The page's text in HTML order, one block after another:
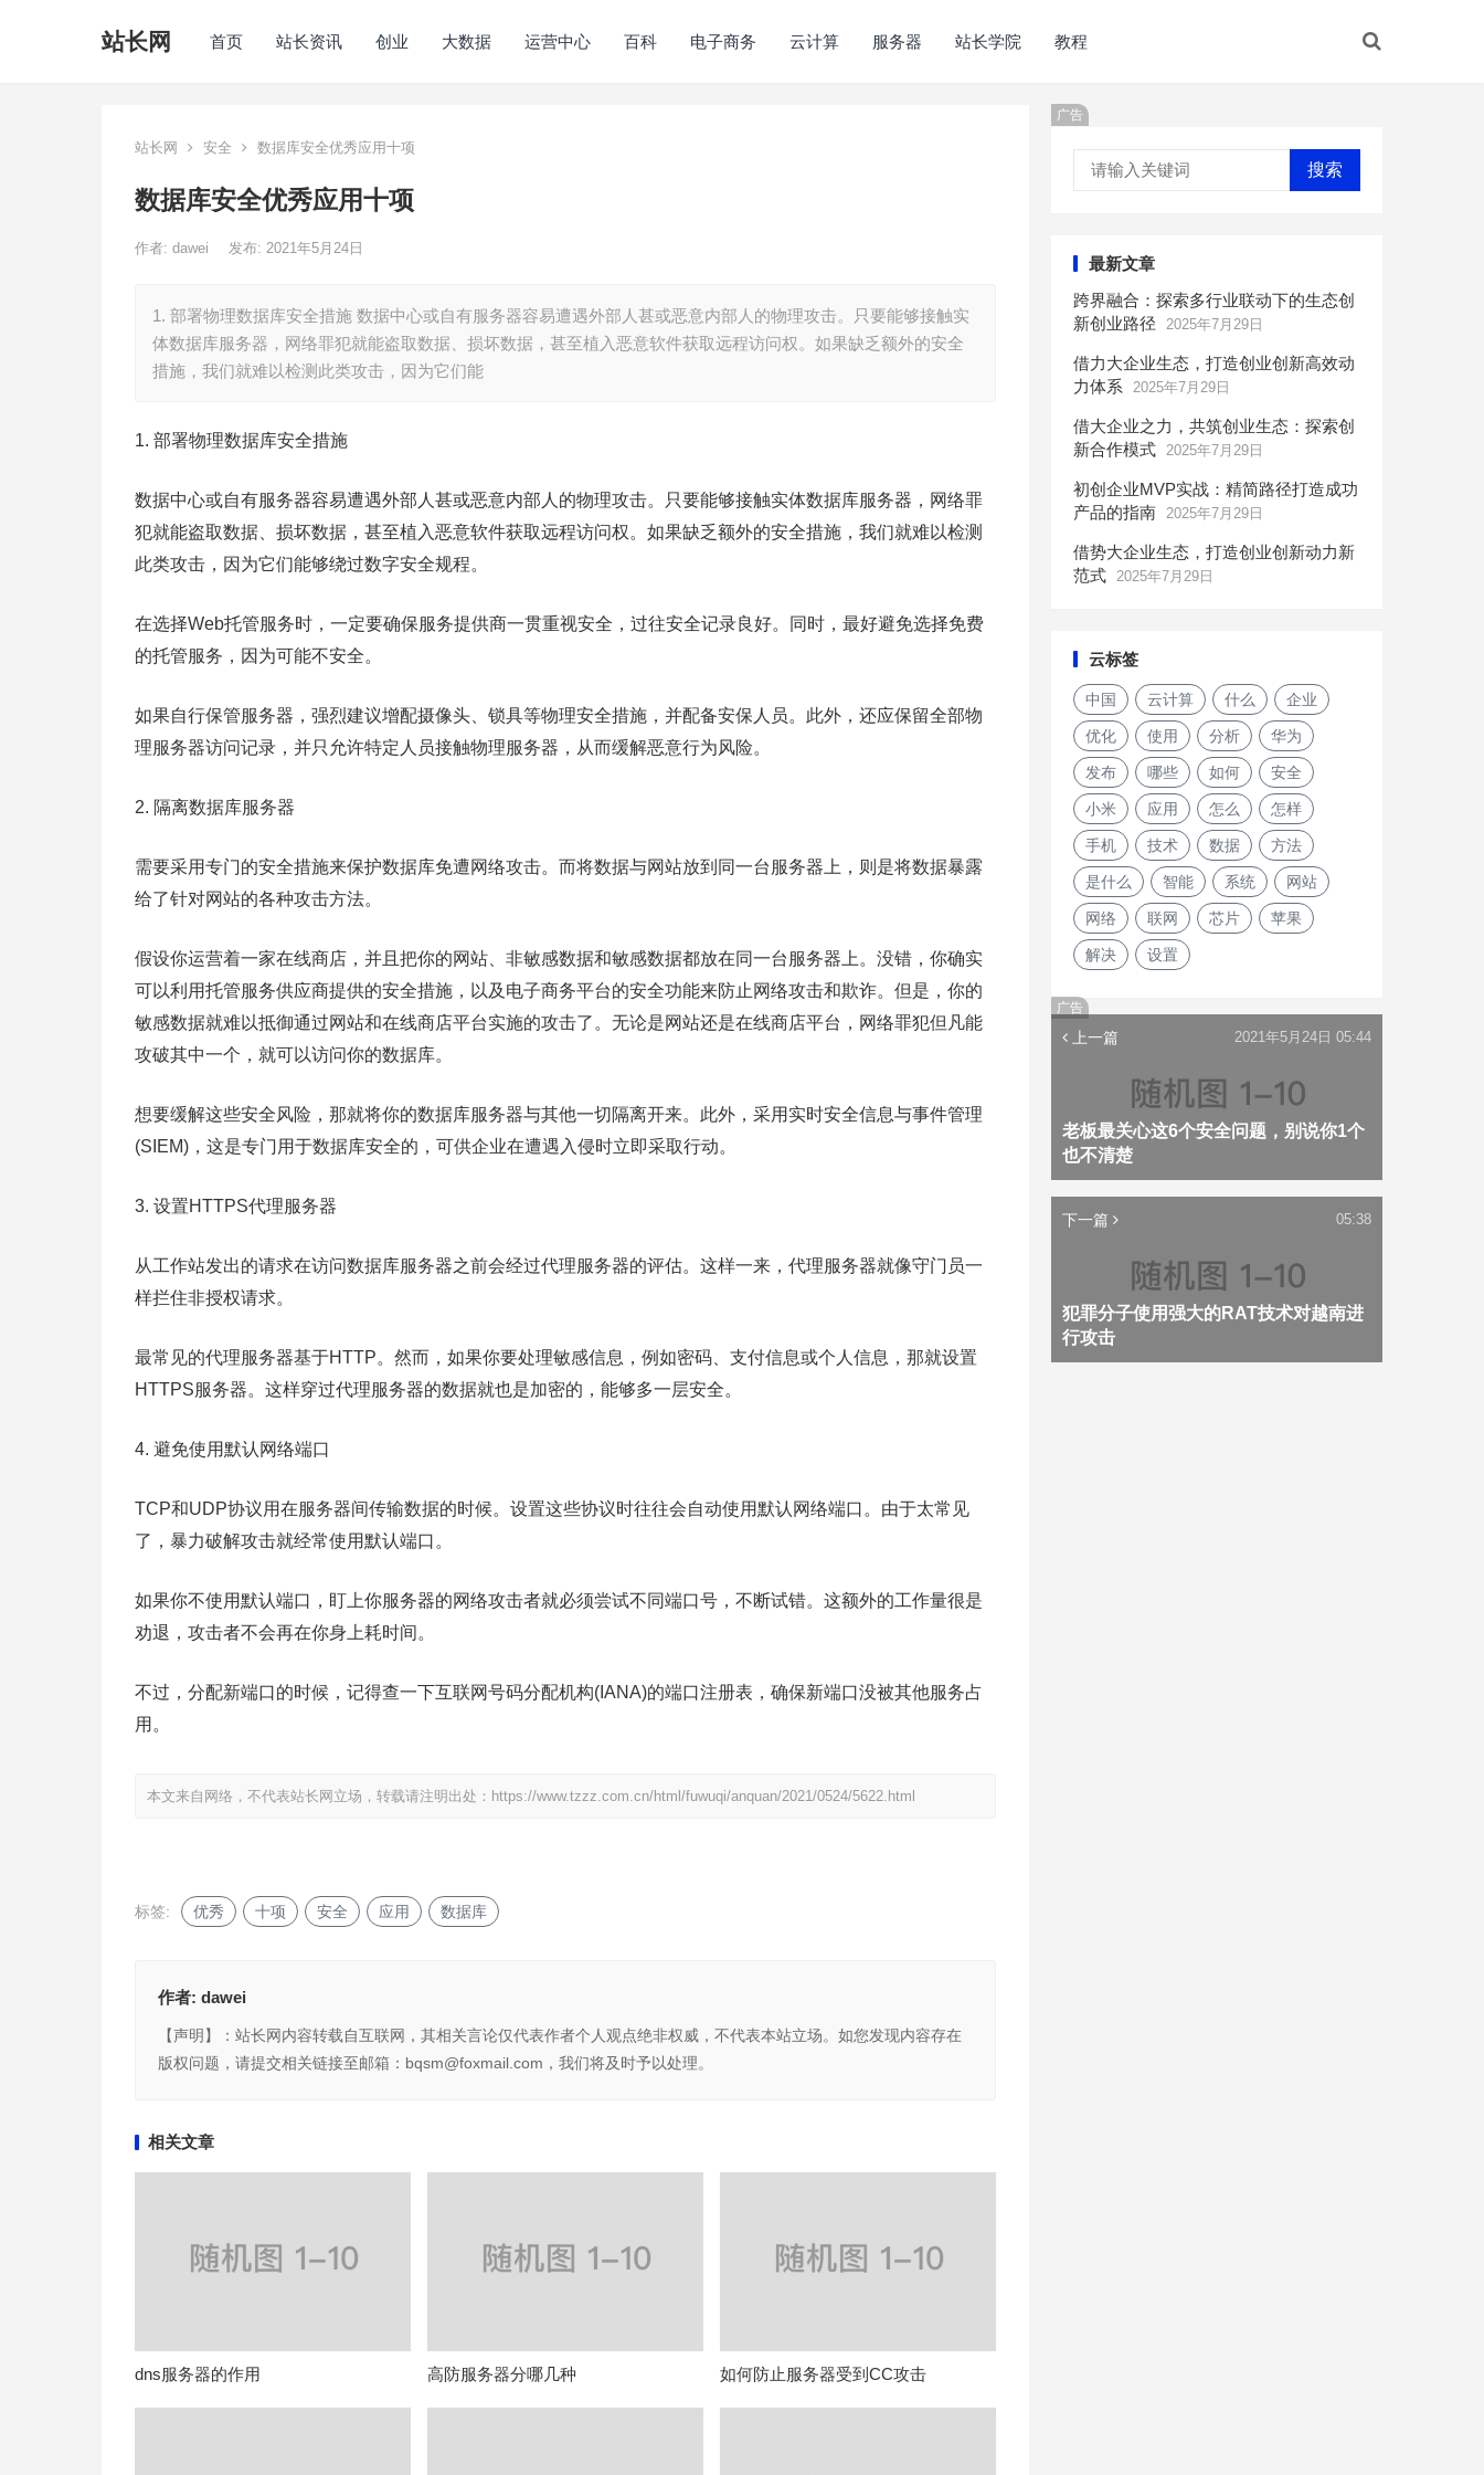
站长网 首页 站长资讯 创业 大数据 运营中心 百科 电子商务 云计算 服务器 站长学院 教程
站长网 安全 数据库安全优秀应用十项
数据库安全优秀应用十项
作者: dawei 发布: 2021年5月24日
1. 部署物理数据库安全措施 数据中心或自有服务器容易遭遇外部人甚或恶意内部人的物理攻击。只要能够接触实
体数据库服务器，网络罪犯就能盗取数据、损坏数据，甚至植入恶意软件获取远程访问权。如果缺乏额外的安全
措施，我们就难以检测此类攻击，因为它们能
1. 部署物理数据库安全措施
数据中心或自有服务器容易遭遇外部人甚或恶意内部人的物理攻击。只要能够接触实体数据库服务器，网络罪
犯就能盗取数据、损坏数据，甚至植入恶意软件获取远程访问权。如果缺乏额外的安全措施，我们就难以检测
此类攻击，因为它们能够绕过数字安全规程。
在选择Web托管服务时，一定要确保服务提供商一贯重视安全，过往安全记录良好。同时，最好避免选择免费
的托管服务，因为可能不安全。
如果自行保管服务器，强烈建议增配摄像头、锁具等物理安全措施，并配备安保人员。此外，还应保留全部物
理服务器访问记录，并只允许特定人员接触物理服务器，从而缓解恶意行为风险。
2. 隔离数据库服务器
需要采用专门的安全措施来保护数据库免遭网络攻击。而将数据与网站放到同一台服务器上，则是将数据暴露
给了针对网站的各种攻击方法。
假设你运营着一家在线商店，并且把你的网站、非敏感数据和敏感数据都放在同一台服务器上。没错，你确实
可以利用托管服务供应商提供的安全措施，以及电子商务平台的安全功能来防止网络攻击和欺诈。但是，你的
敏感数据就难以抵御通过网站和在线商店平台实施的攻击了。无论是网站还是在线商店平台，网络罪犯但凡能
攻破其中一个，就可以访问你的数据库。
想要缓解这些安全风险，那就将你的数据库服务器与其他一切隔离开来。此外，采用实时安全信息与事件管理
(SIEM)，这是专门用于数据库安全的，可供企业在遭遇入侵时立即采取行动。
3. 设置HTTPS代理服务器
从工作站发出的请求在访问数据库服务器之前会经过代理服务器的评估。这样一来，代理服务器就像守门员一
样拦住非授权请求。
最常见的代理服务器基于HTTP。然而，如果你要处理敏感信息，例如密码、支付信息或个人信息，那就设置
HTTPS服务器。这样穿过代理服务器的数据就也是加密的，能够多一层安全。
4. 避免使用默认网络端口
TCP和UDP协议用在服务器间传输数据的时候。设置这些协议时往往会自动使用默认网络端口。由于太常见
了，暴力破解攻击就经常使用默认端口。
如果你不使用默认端口，盯上你服务器的网络攻击者就必须尝试不同端口号，不断试错。这额外的工作量很是
劝退，攻击者不会再在你身上耗时间。
不过，分配新端口的时候，记得查一下互联网号码分配机构(IANA)的端口注册表，确保新端口没被其他服务占
用。
本文来自网络，不代表站长网立场，转载请注明出处： https://www.tzzz.com.cn/html/fuwuqi/anquan/2021/0524/5622.html
标签: 优秀 十项 安全 应用 数据库
作者: dawei
【声明】：站长网内容转载自互联网，其相关言论仅代表作者个人观点绝非权威，不代表本站立场。如您发现内容存在
版权问题，请提交相关链接至邮箱：bqsm@foxmail.com，我们将及时予以处理。
相关文章
dns服务器的作用 高防服务器分哪几种 如何防止服务器受到CC攻击
广告
搜索
最新文章
跨界融合：探索多行业联动下的生态创
新创业路径
2025年7月29日
借力大企业生态，打造创业创新高效动
力体系
2025年7月29日
借大企业之力，共筑创业生态：探索创
新合作模式 2025年7月29日
初创企业MVP实战：精简路径打造成功
产品的指南 2025年7月29日
借势大企业生态，打造创业创新动力新
范式 2025年7月29日
云标签
中国 云计算 什么 企业
优化 使用 分析 华为
发布 哪些 如何 安全
小米 应用 怎么 怎样
手机 技术 数据 方法
是什么 智能 系统 网站
网络 联网 芯片 苹果
解决 设置
广告
上一篇
老板最关心这6个安全问题，别说你1个
也不清楚
2021年5月24日 05:44
下一篇
犯罪分子使用强大的RAT技术对越南进
行攻击
05:38